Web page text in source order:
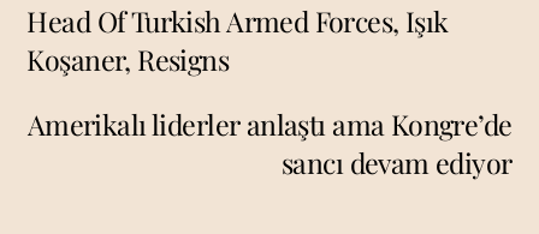
Head Of Turkish Armed Forces, Işık
Koşaner, Resigns
Amerikalı liderler anlaştı ama Kongre’de
sancı devam ediyor